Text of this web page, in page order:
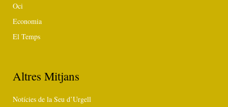
Oci
Economia
El Temps
Altres Mitjans
Notícies de la Seu d’Urgell